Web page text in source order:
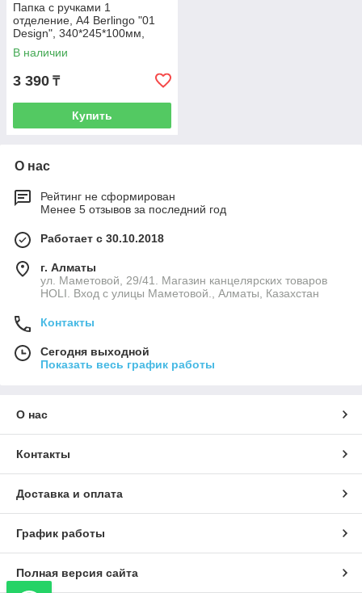
Папка с ручками 1
отделение, А4 Berlingo "01
Design", 340*245*100мм,
пластик, на молнии
В наличии
3 390 ₸
Купить
О нас
Рейтинг не сформирован
Менее 5 отзывов за последний год
Работает с 30.10.2018
г. Алматы
ул. Маметовой, 29/41. Магазин канцелярских товаров
HOLI. Вход с улицы Маметовой., Алматы, Казахстан
Контакты
Сегодня выходной
Показать весь график работы
О нас
Контакты
Доставка и оплата
График работы
Полная версия сайта